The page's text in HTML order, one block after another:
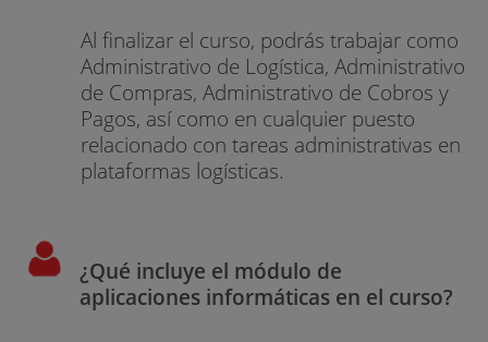
Al finalizar el curso, podrás trabajar como
Administrativo de Logística, Administrativo
de Compras, Administrativo de Cobros y
Pagos, así como en cualquier puesto
relacionado con tareas administrativas en
plataformas logísticas.
¿Qué incluye el módulo de
aplicaciones informáticas en el curso?